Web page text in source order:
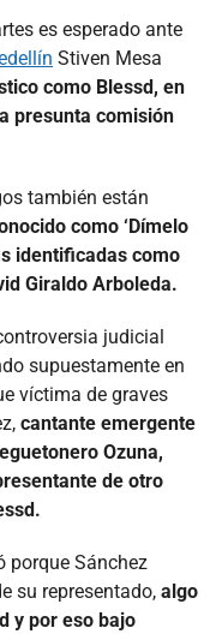
es esperado ante
Stiven Mesa
como Blessd, en
presunta comisión
también están
como ‘Dímelo
identificadas como
Giraldo Arboleda.
judicial
supuestamente en
víctima de graves
cantante emergente
Ozuna,
de otro
porque Sánchez
su representado, algo
y por eso bajo